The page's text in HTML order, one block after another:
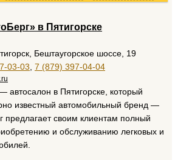
в Пятигорске
Бештаугорское шоссе, 19
03-03 7 (879) 397-04-04
автосалон в Пятигорске, который
известный автомобильный бренд —
предлагает своим клиентам полный
и обслуживанию легковых и